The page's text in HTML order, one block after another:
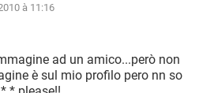
WINDOWS 10
FACEBOOK
WHATSAPP
ANDROID
WINDOWS 10
à 11:16
ad un amico...però non
è sul mio profilo pero nn so